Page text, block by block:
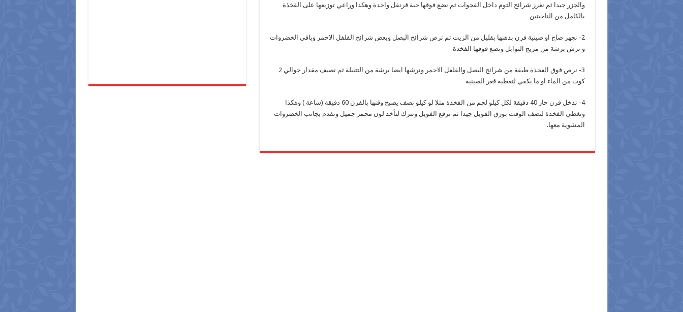
والجزر جيدا ثم نغرز شرائح الثوم داخل الفجوات ثم نضع فوقها حبة قرنفل واحدة وهكذا وراعي توزيعها على الفخذة
بالكامل من الناحيتين
2- نجهز صاج او صينية فرن بدهنها بقليل من الزيت ثم ترص شرائح البصل وبعض شرائح الفلفل الاحمر وباقي الخضروات
و ترش برشة من مزيج التوابل ونضع فوقها الفخذة
3- نرص فوق الفخذة طبقة من شرائح البصل والفلفل الاحمر ونرشها ايضا برشة من التتبيلة ثم نضيف مقدار حوالي 2
كوب من الماء او ما يكفي لتغطية قعر الصينية
4- تدخل فرن حار 40 دقيقة لكل كيلو لحم من الفخدة مثلا لو كيلو نصف يصبح وقتها بالفرن 60 دقيقة (ساعة ) وهكذا
وتغطي الفخدة لنصف الوقت بورق الفويل جيدا ثم نرفع الفويل وتترك لتأخذ لون محمر جميل وتقدم بجانب الخضروات
المشوية معها.